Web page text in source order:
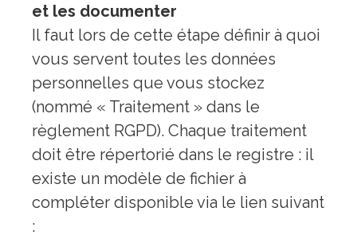
et les documenter
Il faut lors de cette étape définir à quoi
vous servent toutes les données
personnelles que vous stockez
(nommé « Traitement » dans le
règlement RGPD). Chaque traitement
doit être répertorié dans le registre : il
existe un modèle de fichier à
compléter disponible via le lien suivant
: